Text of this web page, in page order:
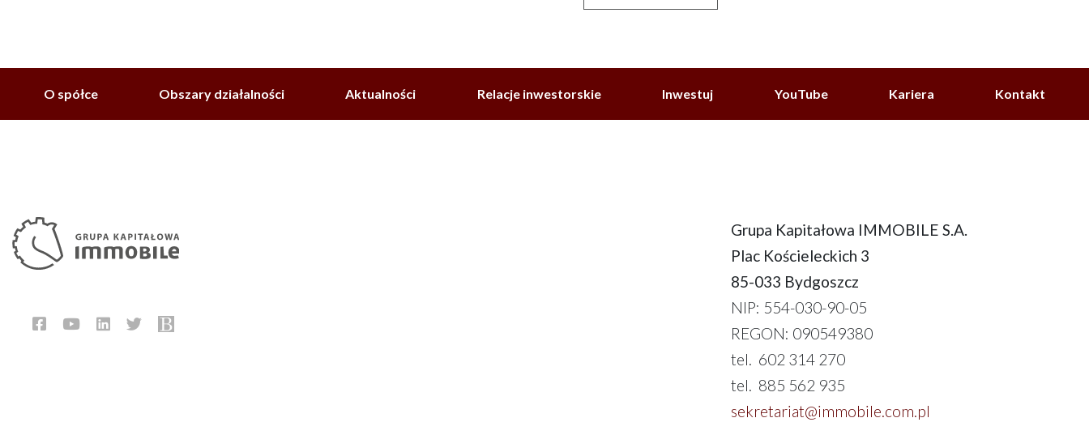
O spółce Obszary działalności Aktualności Relacje inwestorskie Inwestuj YouTube Kariera Kontakt
Grupa Kapitałowa IMMOBILE S.A.
Plac Kościeleckich 3
85-033 Bydgoszcz
NIP: 554-030-90-05
REGON: 090549380
tel. 602 314 270
tel. 885 562 935
sekretariat@immobile.com.pl